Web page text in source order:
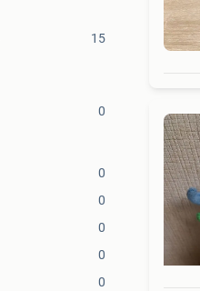
15
0
0
0
0
0
0